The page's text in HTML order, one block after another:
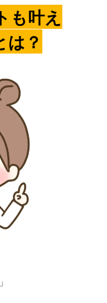
も叶え
は？